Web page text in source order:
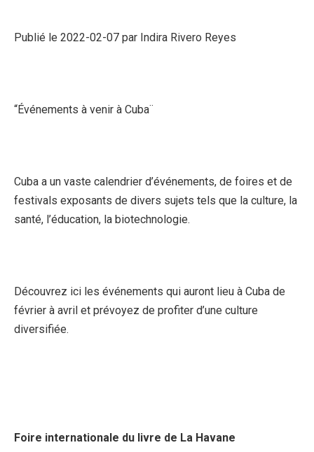
Publié le 2022-02-07 par Indira Rivero Reyes
“Événements à venir à Cuba¨
Cuba a un vaste calendrier d’événements, de foires et de
festivals exposants de divers sujets tels que la culture, la
santé, l’éducation, la biotechnologie.
Découvrez ici les événements qui auront lieu à Cuba de
février à avril et prévoyez de profiter d’une culture
diversifiée.
Foire internationale du livre de La Havane